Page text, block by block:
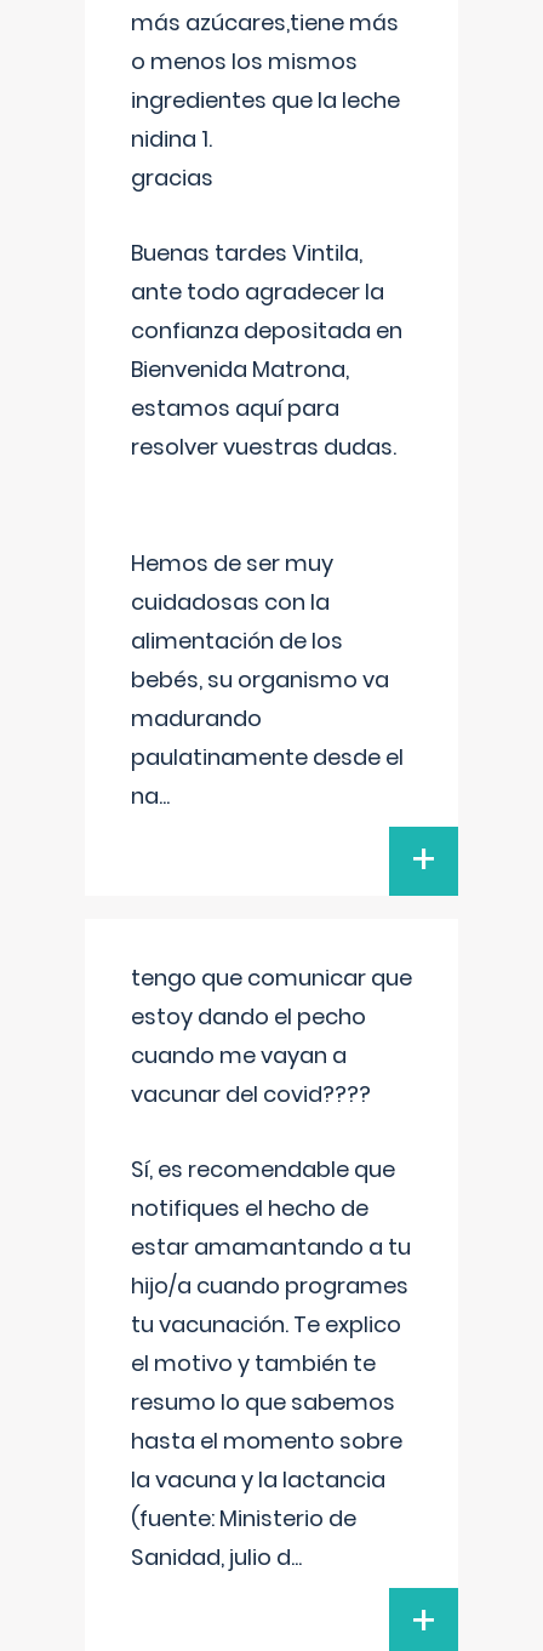
más azúcares,tiene más
o menos los mismos
ingredientes que la leche
nidina 1.
gracias
Buenas tardes Vintila,
ante todo agradecer la
confianza depositada en
Bienvenida Matrona,
estamos aquí para
resolver vuestras dudas.
Hemos de ser muy
cuidadosas con la
alimentación de los
bebés, su organismo va
madurando
paulatinamente desde el
na...
+
tengo que comunicar que
estoy dando el pecho
cuando me vayan a
vacunar del covid????
Sí, es recomendable que
notifiques el hecho de
estar amamantando a tu
hijo/a cuando programes
tu vacunación. Te explico
el motivo y también te
resumo lo que sabemos
hasta el momento sobre
la vacuna y la lactancia
(fuente: Ministerio de
Sanidad, julio d...
+